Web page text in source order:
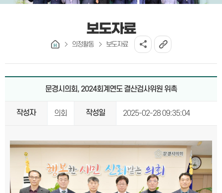
보도자료
의정활동 보도자료
문경시의회, 2024회계연도 결산검사위원 위촉
작성자 의회 작성일 2025-02-28 09:35:04